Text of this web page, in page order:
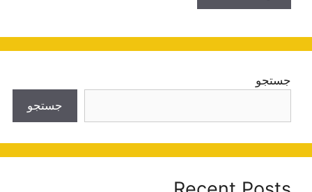
جستجو
جستجو